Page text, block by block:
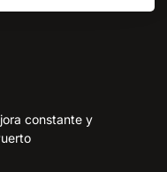
constante y